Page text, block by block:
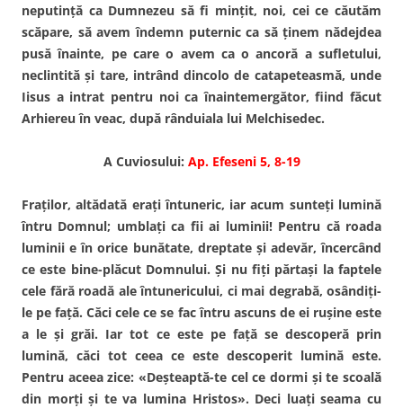
neputinţă ca Dumnezeu să fi minţit, noi, cei ce căutăm
scăpare, să avem îndemn puternic ca să ţinem nădejdea
pusă înainte, pe care o avem ca o ancoră a sufletului,
neclintită şi tare, intrând dincolo de catapeteasmă, unde
Iisus a intrat pentru noi ca înaintemergător, fiind făcut
Arhiereu în veac, după rânduiala lui Melchisedec.
A Cuviosului: Ap. Efeseni 5, 8-19
Fraţilor, altădată eraţi întuneric, iar acum sunteţi lumină
întru Domnul; umblaţi ca fii ai luminii! Pentru că roada
luminii e în orice bunătate, dreptate şi adevăr, încercând
ce este bine-plăcut Domnului. Şi nu fiţi părtaşi la faptele
cele fără roadă ale întunericului, ci mai degrabă, osândiţi-
le pe faţă. Căci cele ce se fac întru ascuns de ei ruşine este
a le şi grăi. Iar tot ce este pe faţă se descoperă prin
lumină, căci tot ceea ce este descoperit lumină este.
Pentru aceea zice: «Deşteaptă-te cel ce dormi şi te scoală
din morţi şi te va lumina Hristos». Deci luaţi seama cu